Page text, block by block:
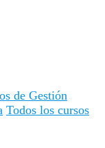
de Gestión
Todos los cursos